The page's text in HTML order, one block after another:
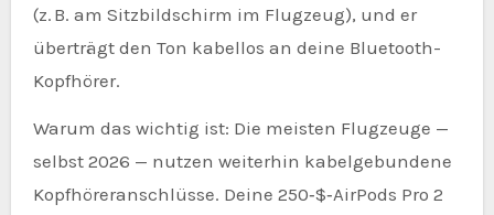
(z. B. am Sitzbildschirm im Flugzeug), und er
überträgt den Ton kabellos an deine Bluetooth-
Kopfhörer.
Warum das wichtig ist: Die meisten Flugzeuge —
selbst 2026 — nutzen weiterhin kabelgebundene
Kopfhöreranschlüsse. Deine 250‑$‑AirPods Pro 2